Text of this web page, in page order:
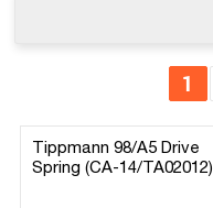
1
Tippmann 98/A5 Drive
Spring (CA-14/TA02012)